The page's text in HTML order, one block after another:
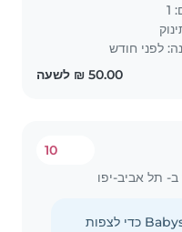
לפני חודש
תל אביב-יפו
10
הצטרפו ל-Babysits כדי לצפות